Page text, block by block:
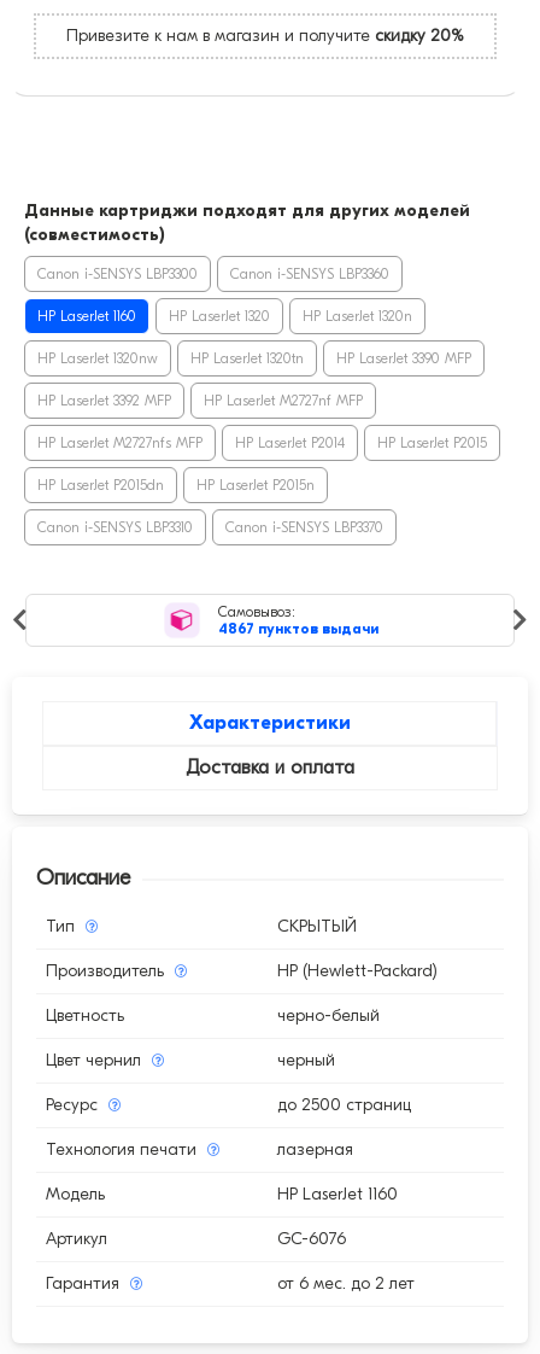
Привезите к нам в магазин и получите скидку 20%
Данные картриджи подходят для других моделей
(совместимость)
Canon i-SENSYS LBP3300 Canon i-SENSYS LBP3360
HP LaserJet 1160 HP LaserJet 1320 HP LaserJet 1320n
HP LaserJet 1320nw HP LaserJet 1320tn HP LaserJet 3390 MFP
HP LaserJet 3392 MFP HP LaserJet M2727nf MFP
HP LaserJet M2727nfs MFP HP LaserJet P2014 HP LaserJet P2015
HP LaserJet P2015dn HP LaserJet P2015n
Canon i-SENSYS LBP3310 Canon i-SENSYS LBP3370
Самовывоз:
4867 пунктов выдачи
Характеристики
Доставка и оплата
Описание
Тип СКРЫТЫЙ
Производитель HP (Hewlett-Packard)
Цветность черно-белый
Цвет чернил черный
Ресурс до 2500 страниц
Технология печати лазерная
Модель HP LaserJet 1160
Артикул GC-6076
Гарантия от 6 мес. до 2 лет